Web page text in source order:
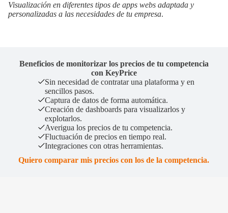
Visualización en diferentes tipos de apps webs adaptada y
personalizadas a las necesidades de tu empresa.
Beneficios de monitorizar los precios de tu competencia
con KeyPrice
Sin necesidad de contratar una plataforma y en
sencillos pasos.
Captura de datos de forma automática.
Creación de dashboards para visualizarlos y
explotarlos.
Averigua los precios de tu competencia.
Fluctuación de precios en tiempo real.
Integraciones con otras herramientas.
Quiero comparar mis precios con los de la competencia.